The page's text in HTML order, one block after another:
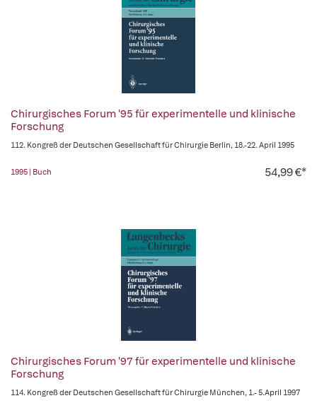
Chirurgisches Forum '95 für experimentelle und klinische
Forschung
112. Kongreß der Deutschen Gesellschaft für Chirurgie Berlin, 18.-22. April 1995
1995 | Buch 54,99 €*
Chirurgisches Forum '97 für experimentelle und klinische
Forschung
114. Kongreß der Deutschen Gesellschaft für Chirurgie München, 1.- 5.April 1997